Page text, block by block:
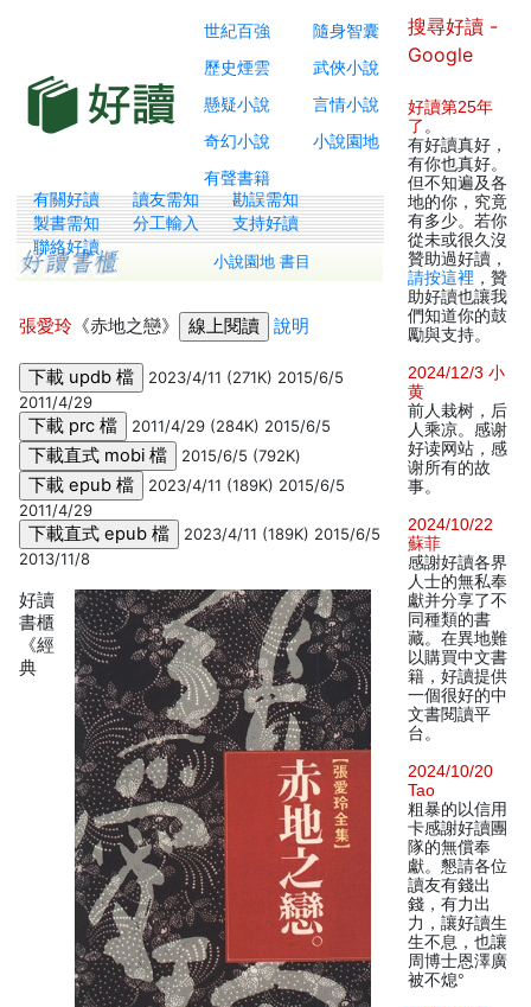
世紀百強
隨身智囊
歷史煙雲
武俠小說
懸疑小說
言情小說
奇幻小說
小說園地
有聲書籍
有關好讀 讀友需知
勘誤需知
製書需知
分工輸入
支持好讀
聯絡好讀
小說園地 書目
張愛玲 《赤地之戀》 說明
2023/4/11 (271K) 2015/6/5
2011/4/29
2011/4/29 (284K) 2015/6/5
2015/6/5 (792K)
2023/4/11 (189K) 2015/6/5
2011/4/29
2023/4/11 (189K) 2015/6/5
2013/11/8
好讀
書櫃
《經
典
搜尋好讀 -
Google
好讀第25年
了 。
有好讀真好，
有你也真好。
但不知遍及各
地的你，究竟
有多少。若你
從未或很久沒
贊助過好讀，
請按這裡 ，贊
助好讀也讓我
們知道你的鼓
勵與支持。
2024/12/3 小
黄
前人栽树，后
人乘凉。感谢
好读网站，感
谢所有的故
事。
2024/10/22
蘇菲
感謝好讀各界
人士的無私奉
獻并分享了不
同種類的書
藏。在異地難
以購買中文書
籍，好讀提供
一個很好的中
文書閱讀平
台。
2024/10/20
Tao
粗暴的以信用
卡感謝好讀團
隊的無償奉
獻。懇請各位
讀友有錢出
錢，有力出
力，讓好讀生
生不息，也讓
周博士恩澤廣
被不熄°